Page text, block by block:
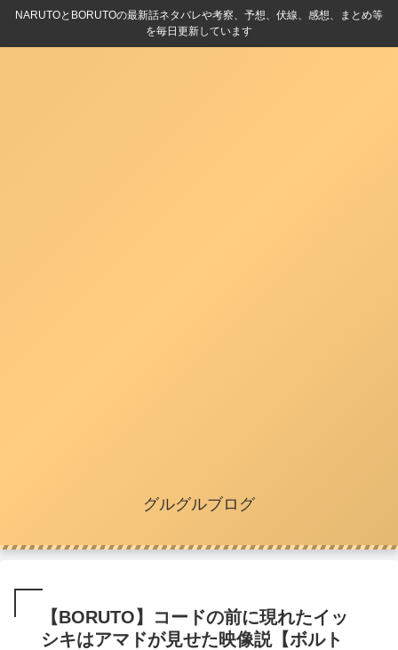
NARUTOとBORUTOの最新話ネタバレや考察、予想、伏線、感想、まとめ等
を毎日更新しています
グルグルブログ
【BORUTO】コードの前に現れたイッ
シキはアマドが見せた映像説【ボルト